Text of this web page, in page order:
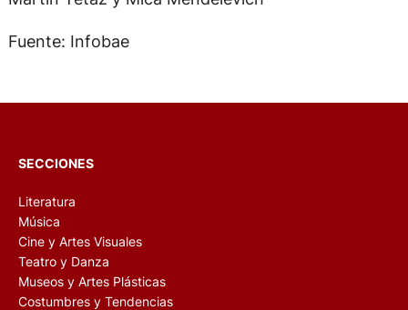
Fuente: Infobae
SECCIONES
Literatura
Música
Cine y Artes Visuales
Teatro y Danza
Museos y Artes Plásticas
Costumbres y Tendencias